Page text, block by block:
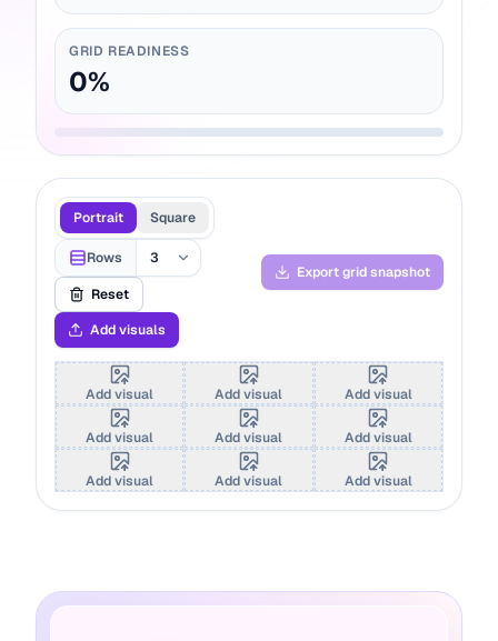
GRID READINESS
0%
Portrait Square
Rows
Reset
Add visuals
Export grid snapshot
Add visual Add visual Add visual
Add visual Add visual Add visual
Add visual Add visual Add visual